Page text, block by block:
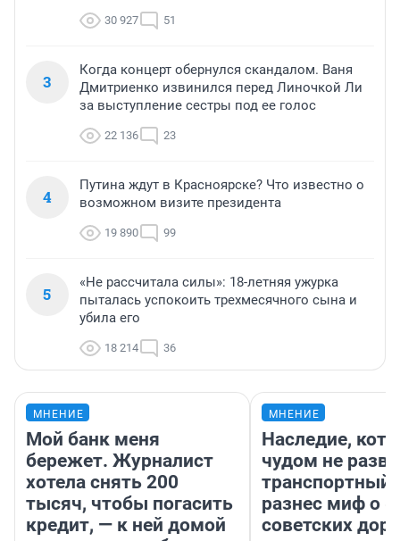
30 927 51
3
Когда концерт обернулся скандалом. Ваня
Дмитриенко извинился перед Линочкой Ли
за выступление сестры под ее голос
22 136 23
4
Путина ждут в Красноярске? Что известно о
возможном визите президента
19 890 99
5
«Не рассчитала силы»: 18-летняя ужурка
пыталась успокоить трехмесячного сына и
убила его
18 214 36
МНЕНИЕ
Мой банк меня
бережет. Журналист
хотела снять 200
тысяч, чтобы погасить
кредит, — к ней домой
МНЕНИЕ
Наследие,
чудом не
транспортный
разнес миф о
советских